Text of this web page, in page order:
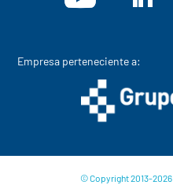
Empresa perteneciente a:
© Copyright 2013-2026